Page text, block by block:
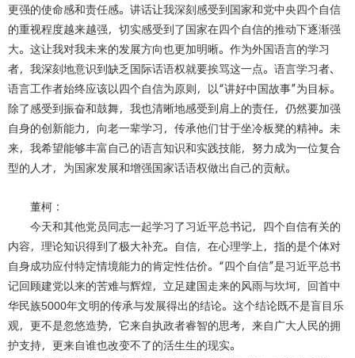
更强的使命感和责任感。讲话让我深刻感受到国家和党中央四个自信
的重视程度越来越强，切实感受到了国家在四个自信的推动下逐渐强
大。这让我对我未来的发展方向也更加明晰。作为外国语言的学习
者，我深刻地意识到缺乏国际话语权就要挨骂这一点。语言学习者、
语言工作者始终应该以四个自信为原则，以“讲好中国故事”为目标。
除了感受到振奋和鼓舞，我也清晰地感受到肩上的责任，仍然要加强
自身的创新能力，向老一辈学习，传承他们甘于坐冷板凳的精神。未
来，我希望能够丰富自己的语言知识和实践技能，努力成为一位复合
型的人才，为国家发展和增强国家话语权做出自己的贡献。
董柯：
今天和其他党员同志一起学习了习近平总书记，四个自信有关的
内容，理论知识得到了极大补充。自信，在心理学上，指的是个体对
自身成功应付特定情境能力的肯定性估价。“四个自信”是习近平总书
记回顾建党以来的苦难与辉煌，立足建国走来的风雨与坎坷，回首中
华民族5000年文明的传承与发展得出的结论。这个结论既不是盲目乐
观，更不是忽悠造势，它来自执政者睿智的思考，来自广大人民的拥
护支持，更来自谁也改变不了的活生生的现实。